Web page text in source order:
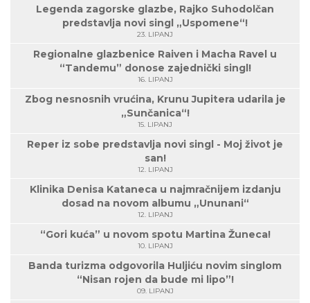
Legenda zagorske glazbe, Rajko Suhodolčan
predstavlja novi singl „Uspomene“!
23. LIPANJ
Regionalne glazbenice Raiven i Macha Ravel u
“Tandemu” donose zajednički singl!
16. LIPANJ
Zbog nesnosnih vrućina, Krunu Jupitera udarila je
„Sunčanica“!
15. LIPANJ
Reper iz sobe predstavlja novi singl - Moj život je
san!
12. LIPANJ
Klinika Denisa Kataneca u najmračnijem izdanju
dosad na novom albumu „Ununani“
12. LIPANJ
“Gori kuća” u novom spotu Martina Žuneca!
10. LIPANJ
Banda turizma odgovorila Huljiću novim singlom
“Nisan rojen da bude mi lipo”!
09. LIPANJ